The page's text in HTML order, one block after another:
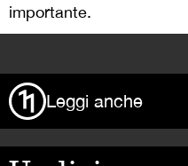
importante.
Leggi anche